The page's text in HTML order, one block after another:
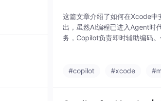
这篇文章介绍了如何在Xcode
出，虽然AI编程已进入Agent时
务，Copilot负责即时辅助编码
#copilot #xcode